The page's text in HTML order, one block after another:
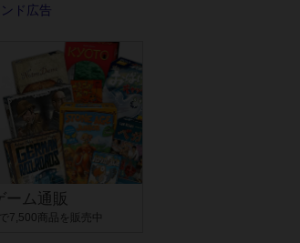
ーム通販
7,500商品を販売中